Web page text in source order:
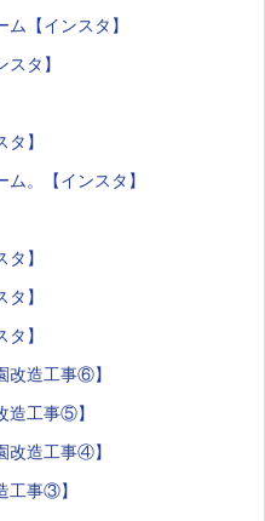
【インスタ】
タ】
】
。【インスタ】
】
】
】
改造工事⑥】
造工事⑤】
改造工事④】
工事③】